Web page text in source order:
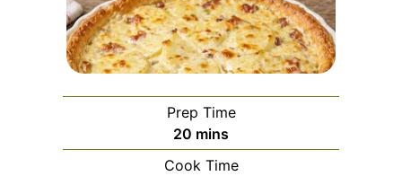
Prep Time
20 minutes
mins
Cook Time